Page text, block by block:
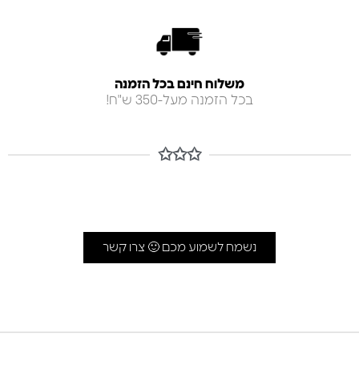
משלוח חינם בכל הזמנה
בכל הזמנה מעל-350 ש"ח!
✩✩✩
נשמח לשמוע מכם 🙂 צרו קשר